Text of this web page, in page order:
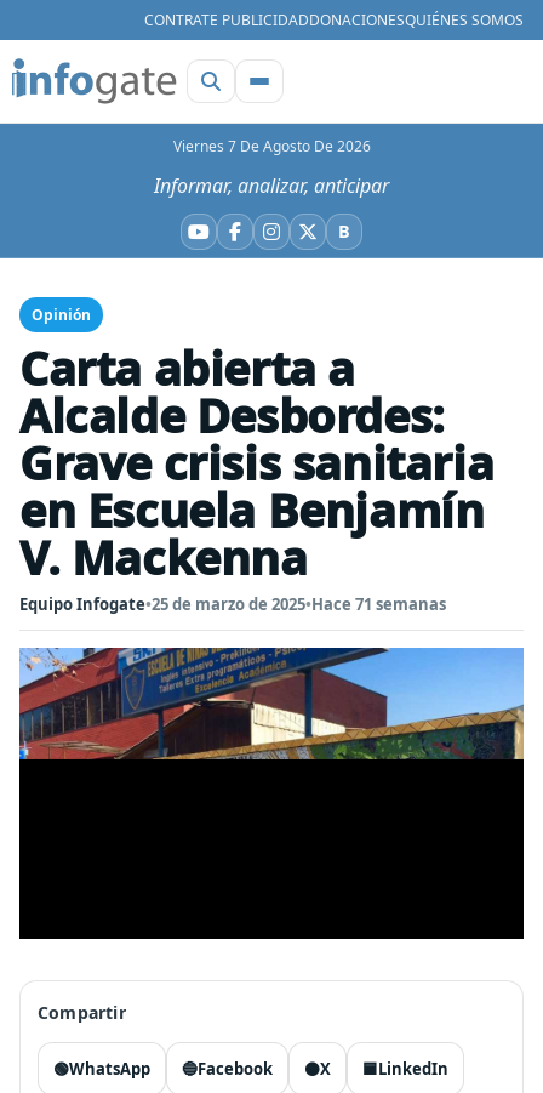
CONTRATE PUBLICIDADDONACIONESQUIÉNES SOMOS
Viernes 7 De Agosto De 2026
Informar, analizar, anticipar
YouTube
Facebook
Instagram
X BBluesky
Opinión
Carta abierta a
Alcalde Desbordes:
Grave crisis sanitaria
en Escuela Benjamín
V. Mackenna
Equipo Infogate•25 de marzo de 2025•Hace 71 semanas
Compartir
🟢WhatsApp 🔵Facebook ⚫X 🟦LinkedIn